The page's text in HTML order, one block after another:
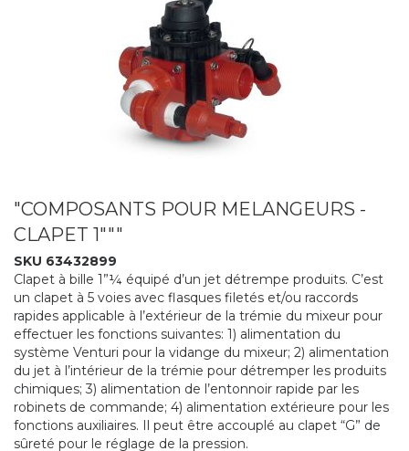
"COMPOSANTS POUR MELANGEURS -
CLAPET 1"""
SKU 63432899
Clapet à bille 1”¼ équipé d’un jet détrempe produits. C’est
un clapet à 5 voies avec flasques filetés et/ou raccords
rapides applicable à l’extérieur de la trémie du mixeur pour
effectuer les fonctions suivantes: 1) alimentation du
système Venturi pour la vidange du mixeur; 2) alimentation
du jet à l’intérieur de la trémie pour détremper les produits
chimiques; 3) alimentation de l’entonnoir rapide par les
robinets de commande; 4) alimentation extérieure pour les
fonctions auxiliaires. Il peut être accouplé au clapet “G” de
sûreté pour le réglage de la pression.